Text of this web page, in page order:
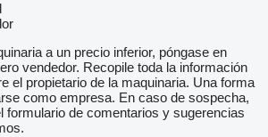
a un precio inferior, póngase en
vendedor. Recopile toda la información
el propietario de la maquinaria. Una forma
como empresa. En caso de sospecha,
formulario de comentarios y sugerencias